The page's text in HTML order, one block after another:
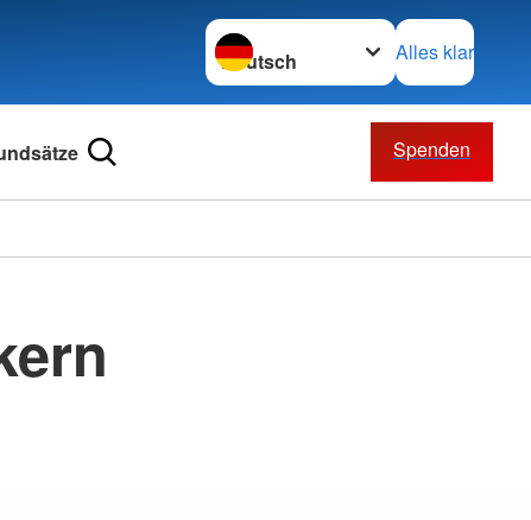
Sprache wechseln zu
Alles klar
Spenden